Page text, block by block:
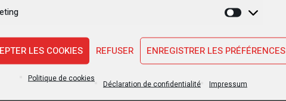
Marketing
LES COOKIES REFUSER ENREGISTRER LES PRÉFÉRENCES
Politique de cookies
Déclaration de confidentialité Impressum